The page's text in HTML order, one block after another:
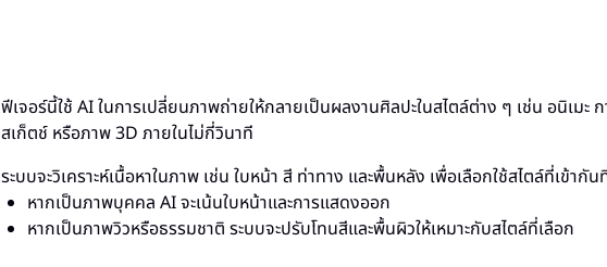
ฟีเจอร์นี้ใช้ AI ในการเปลี่ยนภาพถ่ายให้กลายเป็นผลงานศิลปะในสไตล์ต่าง ๆ เช่น อนิเมะ
สเก็ตช์ หรือภาพ 3D ภายในไม่กี่วินาที
ระบบจะวิเคราะห์เนื้อหาในภาพ เช่น ใบหน้า สี ท่าทาง และพื้นหลัง เพื่อเลือกใช้สไตล์ที่เข้ากั
หากเป็นภาพบุคคล AI จะเน้นใบหน้าและการแสดงออก
หากเป็นภาพวิวหรือธรรมชาติ ระบบจะปรับโทนสีและพื้นผิวให้เหมาะกับสไตล์ที่เลือก